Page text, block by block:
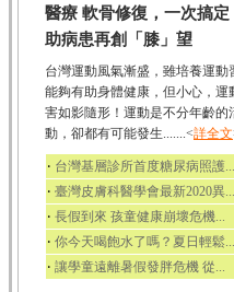
醫療 軟骨修復，一次搞定
助病患再創「膝」望
台灣運動風氣漸盛，雖培養運動
能夠有助身體健康，但小心，運
害如影隨形！運動是不分年齡的
動，卻都有可能發生.......<詳全文
‧ 台灣基層診所首度糖尿病照護...
‧ 臺灣皮膚科醫學會最新2020異...
‧ 長假到來 孩童健康崩壞危機...
‧ 你今天喝飽水了嗎？夏日輕鬆...
‧ 讓學童遠離暑假發胖危機 從...